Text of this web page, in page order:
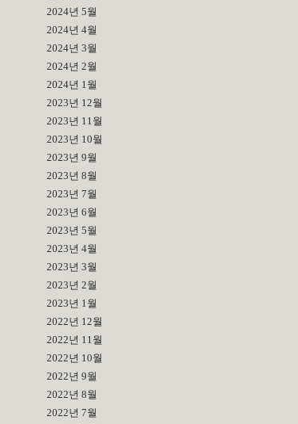
2024년 5월
2024년 4월
2024년 3월
2024년 2월
2024년 1월
2023년 12월
2023년 11월
2023년 10월
2023년 9월
2023년 8월
2023년 7월
2023년 6월
2023년 5월
2023년 4월
2023년 3월
2023년 2월
2023년 1월
2022년 12월
2022년 11월
2022년 10월
2022년 9월
2022년 8월
2022년 7월